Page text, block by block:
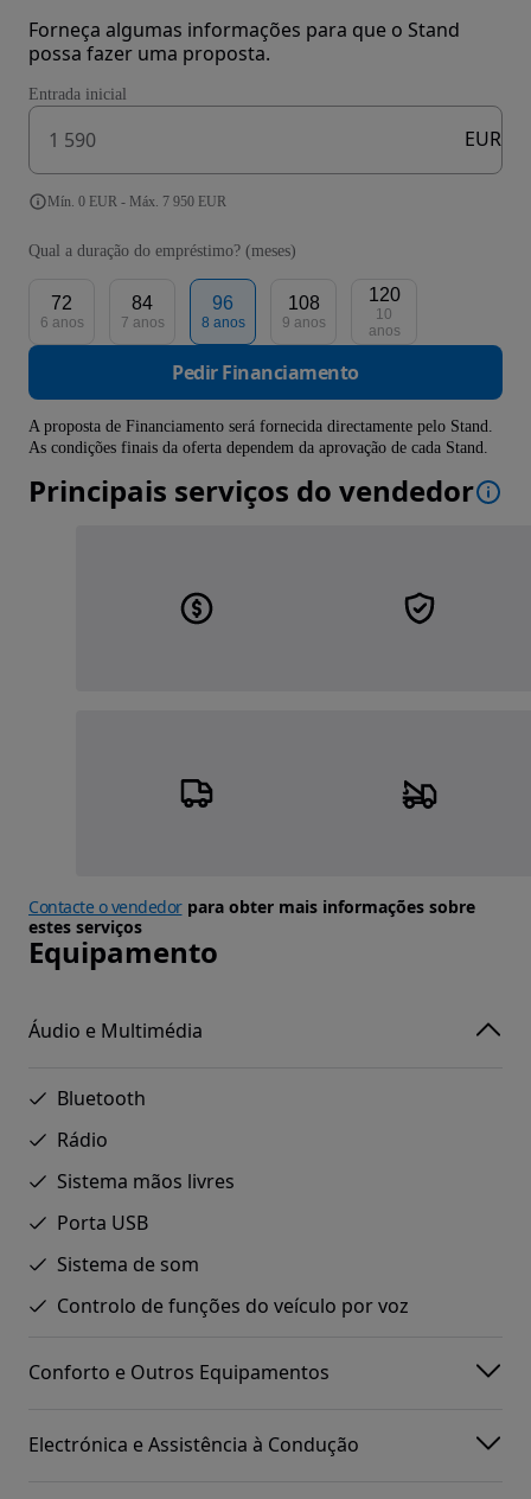
Forneça algumas informações para que o Stand
possa fazer uma proposta.
Entrada inicial
EUR
Mín. 0 EUR - Máx. 7 950 EUR
Qual a duração do empréstimo? (meses)
72
6 anos
84
7 anos
96
8 anos
108
9 anos
120
10
anos
Pedir Financiamento
A proposta de Financiamento será fornecida directamente pelo Stand.
As condições finais da oferta dependem da aprovação de cada Stand.
Principais serviços do vendedor
Contacte o vendedorpara obter mais informações sobre
estes serviços
Equipamento
Áudio e Multimédia
Bluetooth
Rádio
Sistema mãos livres
Porta USB
Sistema de som
Controlo de funções do veículo por voz
Conforto e Outros Equipamentos
Electrónica e Assistência à Condução